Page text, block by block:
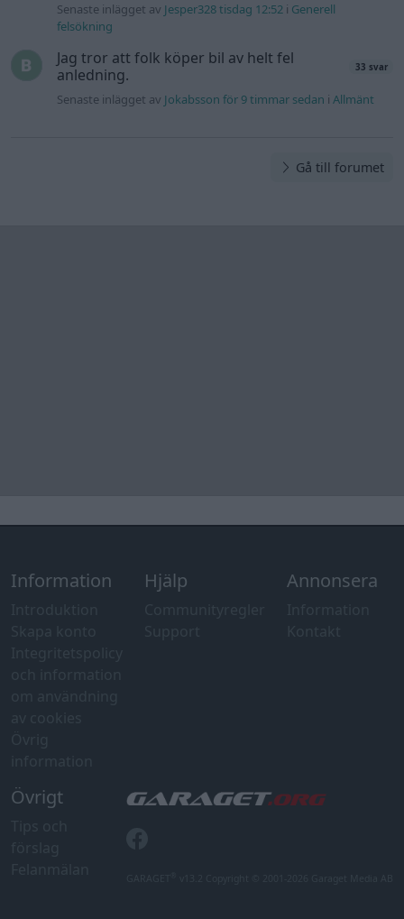
Senaste inlägget av Jesper328 tisdag 12:52 i Generell
felsökning
Jag tror att folk köper bil av helt fel
anledning.
33 svar
Senaste inlägget av Jokabsson för 9 timmar sedan iAllmänt
Gå till forumet
Tips och